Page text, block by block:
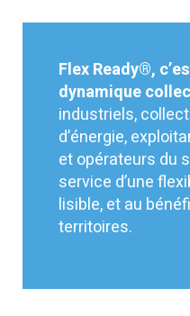
Flex Ready®,
dynamique
industriels,
d’énergie,
et opérateurs du
service d’une
lisible, et au
territoires.